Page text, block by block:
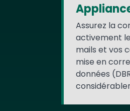
Assurez la
activement
mails et vos
mise en
données